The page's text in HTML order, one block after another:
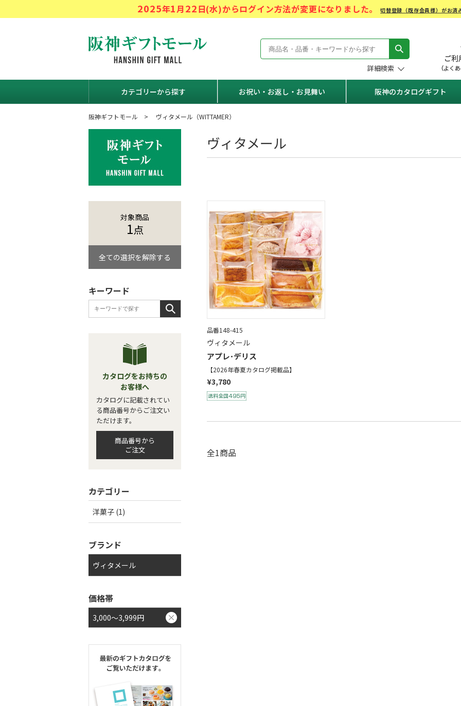
2025年1月22日(水)からログイン方法が変更になりました。切替登録（既存会員様）がお済
阪神ギフトモール Hanshin Gift Mall
詳細検索
カテゴリーから探す お祝い・お返し・お見舞い 阪神のカタログギフト
阪神ギフトモール ヴィタメール（WITTAMER）
ヴィタメール
品番148-415
ヴィタメール
アプレ･デリス
【2026年春夏カタログ掲載品】
¥3,780
全1商品
対象商品
1点
全ての選択を解除する
キーワード
カタログをお持ちの
お客様へ
カタログに記載されてい
る商品番号からご注文い
ただけます。
商品番号から
ご注文
カテゴリー
洋菓子 (1)
ブランド
ヴィタメール
価格帯
3,000～3,999円